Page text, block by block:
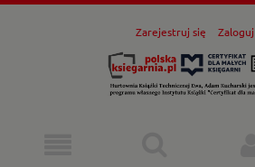
Zarejestruj się